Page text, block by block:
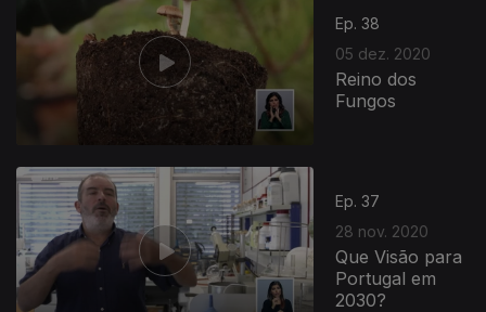
Ep. 38
05 dez. 2020
Reino dos
Fungos
Ep. 37
28 nov. 2020
Que Visão para
Portugal em
2030?